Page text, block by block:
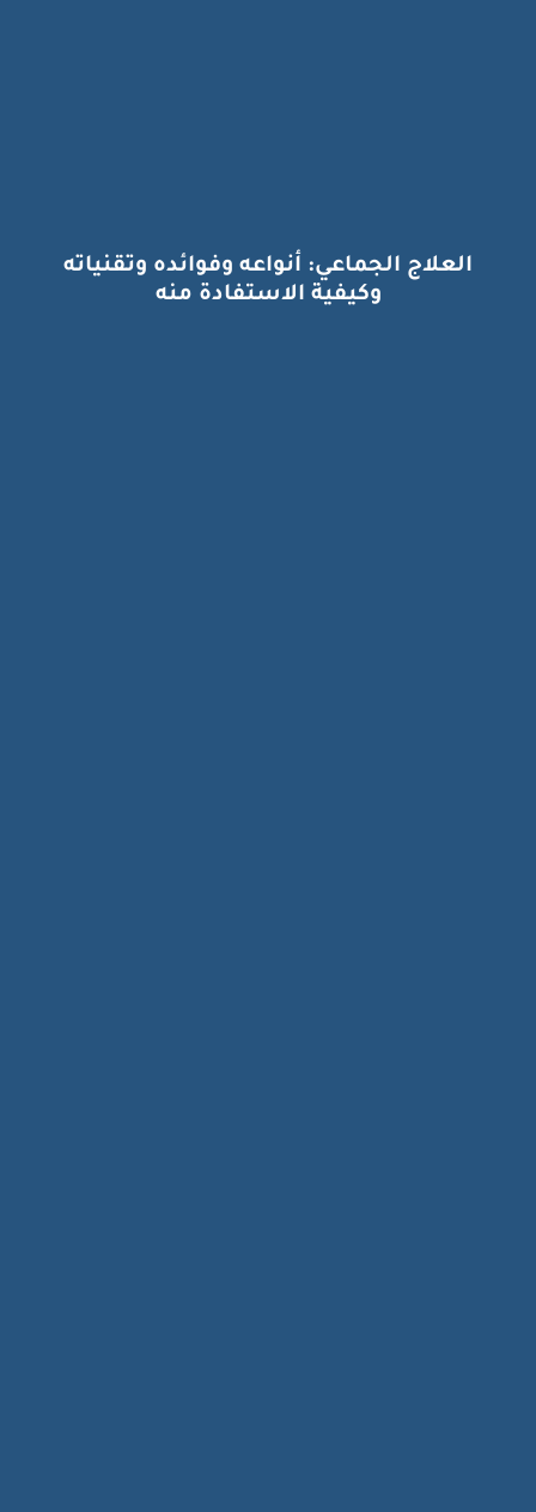
العلاج الجماعي: أنواعه وفوائده وتقنياته
وكيفية الاستفادة منه